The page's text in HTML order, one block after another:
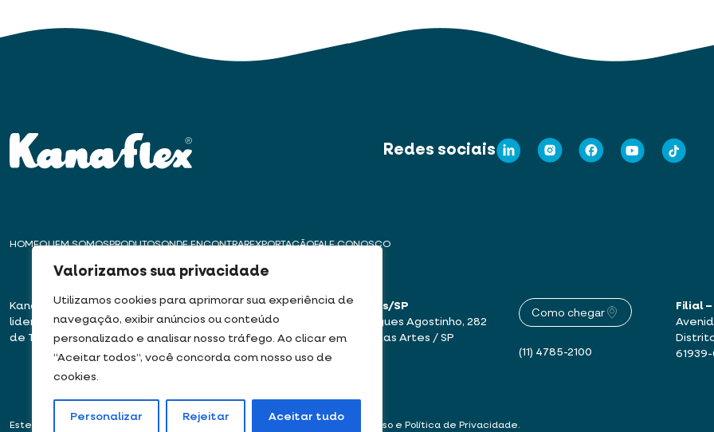
Valorizamos sua privacidade
Utilizamos cookies para aprimorar sua experiência de
navegação, exibir anúncios ou conteúdo
personalizado e analisar nosso tráfego. Ao clicar em
“Aceitar todos”, você concorda com nosso uso de
cookies.
Personalizar Rejeitar Aceitar tudo
Redes sociais
HOMEQUEM SOMOSPRODUTOSONDE ENCONTRAREXPORTAÇÃOFALE CONOSCO
Kanaflex – Há mais de 50 anos
liderando a inovação na produção
de Tubos, Dutos e Mangueiras
Matriz – Embu das Artes/SP
Rua José Semião Rodrigues Agostinho, 282
Bairro Quinhaú – Embu das Artes / SP
06833-905
Como chegar
(11) 4785-2100
Filial
Este site usa cookies e dados pessoais de acordo com os nossos Termos de Uso e Política de Privacidade.